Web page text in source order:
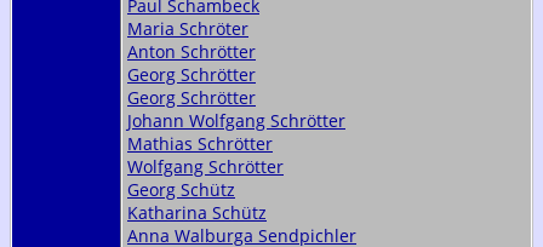
Paul Schambeck
Maria Schröter
Anton Schrötter
Georg Schrötter
Georg Schrötter
Johann Wolfgang Schrötter
Mathias Schrötter
Wolfgang Schrötter
Georg Schütz
Katharina Schütz
Anna Walburga Sendpichler